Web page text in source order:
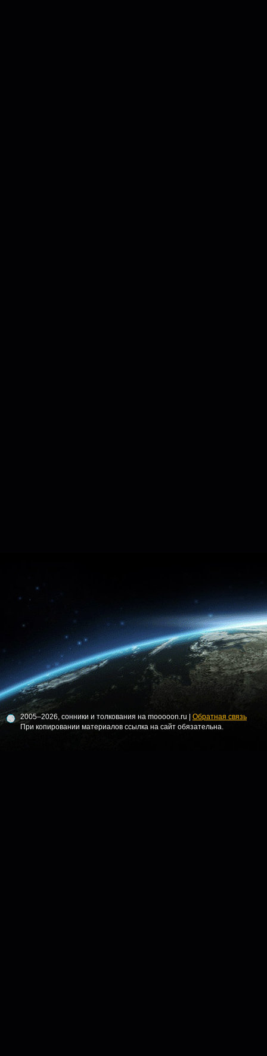
2005–2026, сонники и толкования на mooooon.ru | Обратная связь
При копировании материалов ссылка на сайт обязательна.